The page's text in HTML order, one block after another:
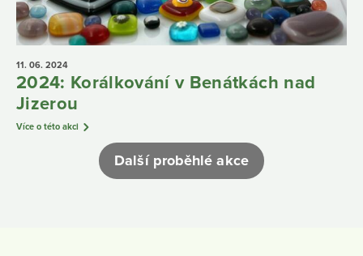
11. 06. 2024
2024: Korálkování v Benátkách nad
Jizerou
Více o této akci
Další proběhlé akce